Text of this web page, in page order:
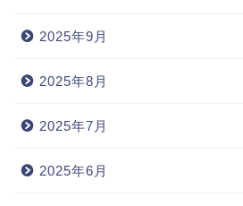
2025年9月
2025年8月
2025年7月
2025年6月